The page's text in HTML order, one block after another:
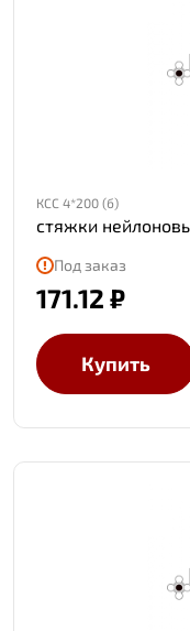
КСС 4*200 (б)
стяжки
Под заказ
171.12 ₽
Купить